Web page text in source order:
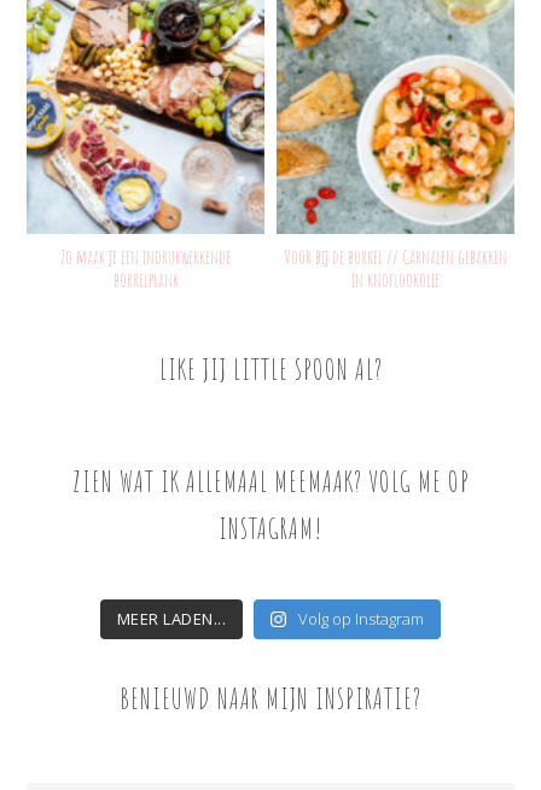
Zo maak je een indrukwekkende
borrelplank
Voor bij de borrel // Garnalen gebakken
in knoflookolie
LIKE JIJ LITTLE SPOON AL?
ZIEN WAT IK ALLEMAAL MEEMAAK? VOLG ME OP
INSTAGRAM!
MEER LADEN... Volg op Instagram
BENIEUWD NAAR MIJN INSPIRATIE?